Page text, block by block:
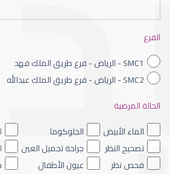
ضعف نظر الاطفال
ضعف نظر العين اليسرى
الفرع
SMC1 - الرياض - فرع طريق الملك فهد
SMC2 - الرياض - فرع طريق الملك عبدالله
الحالة المرضية
الماء الأبيض
الجلوكوما
تصحيح النظر
جراحة تجميل العين
فحص نظر
عيون الأطفال